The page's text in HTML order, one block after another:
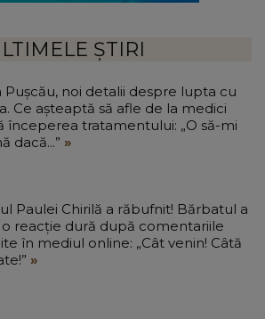
ȘTIRI
Pușcău, noi detalii despre lupta cu
Ce așteaptă să afle de la medici
începerea tratamentului: „O să-mi
dacă...”
Paulei Chirilă a răbufnit! Bărbatul a
reacție dură după comentariile
în mediul online: „Cât venin! Câtă